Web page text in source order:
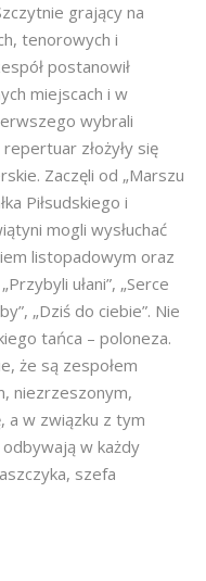
grający na
tenorowych i
postanowił
miejscach i w
wybrali
złożyły się
Zaczęli od „Marszu
Piłsudskiego i
mogli wysłuchać
listopadowym oraz
ułani”, „Serce
„Dziś do ciebie”. Nie
tańca – poloneza.
że są zespołem
niezrzeszonym,
a w związku z tym
w każdy
szefa